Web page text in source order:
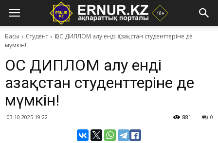
Басы Студент
ҚОС ДИПЛОМ алу енді Қазақстан студенттеріне де
мүмкін!
ҚОС ДИПЛОМ алу енді
Қазақстан студенттеріне де
мүмкін!
03.10.2025 19:22 0
881